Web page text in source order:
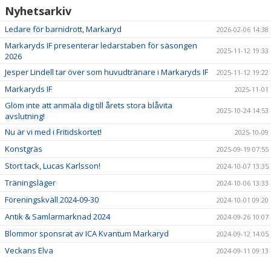
Nyhetsarkiv
Ledare för barnidrott, Markaryd 2026-02-06 14:38
Markaryds IF presenterar ledarstaben för säsongen
2026
2025-11-12 19:33
Jesper Lindell tar över som huvudtränare i Markaryds IF 2025-11-12 19:22
Markaryds IF 2025-11-01
Glöm inte att anmäla dig till årets stora blåvita
avslutning!
2025-10-24 14:53
Nu är vi med i Fritidskortet! 2025-10-09
Konstgräs 2025-09-19 07:55
Stort tack, Lucas Karlsson! 2024-10-07 13:35
Träningsläger 2024-10-06 13:33
Föreningskväll 2024-09-30 2024-10-01 09:20
Antik & Samlarmarknad 2024 2024-09-26 10:07
Blommor sponsrat av ICA Kvantum Markaryd 2024-09-12 14:05
Veckans Elva 2024-09-11 09:13